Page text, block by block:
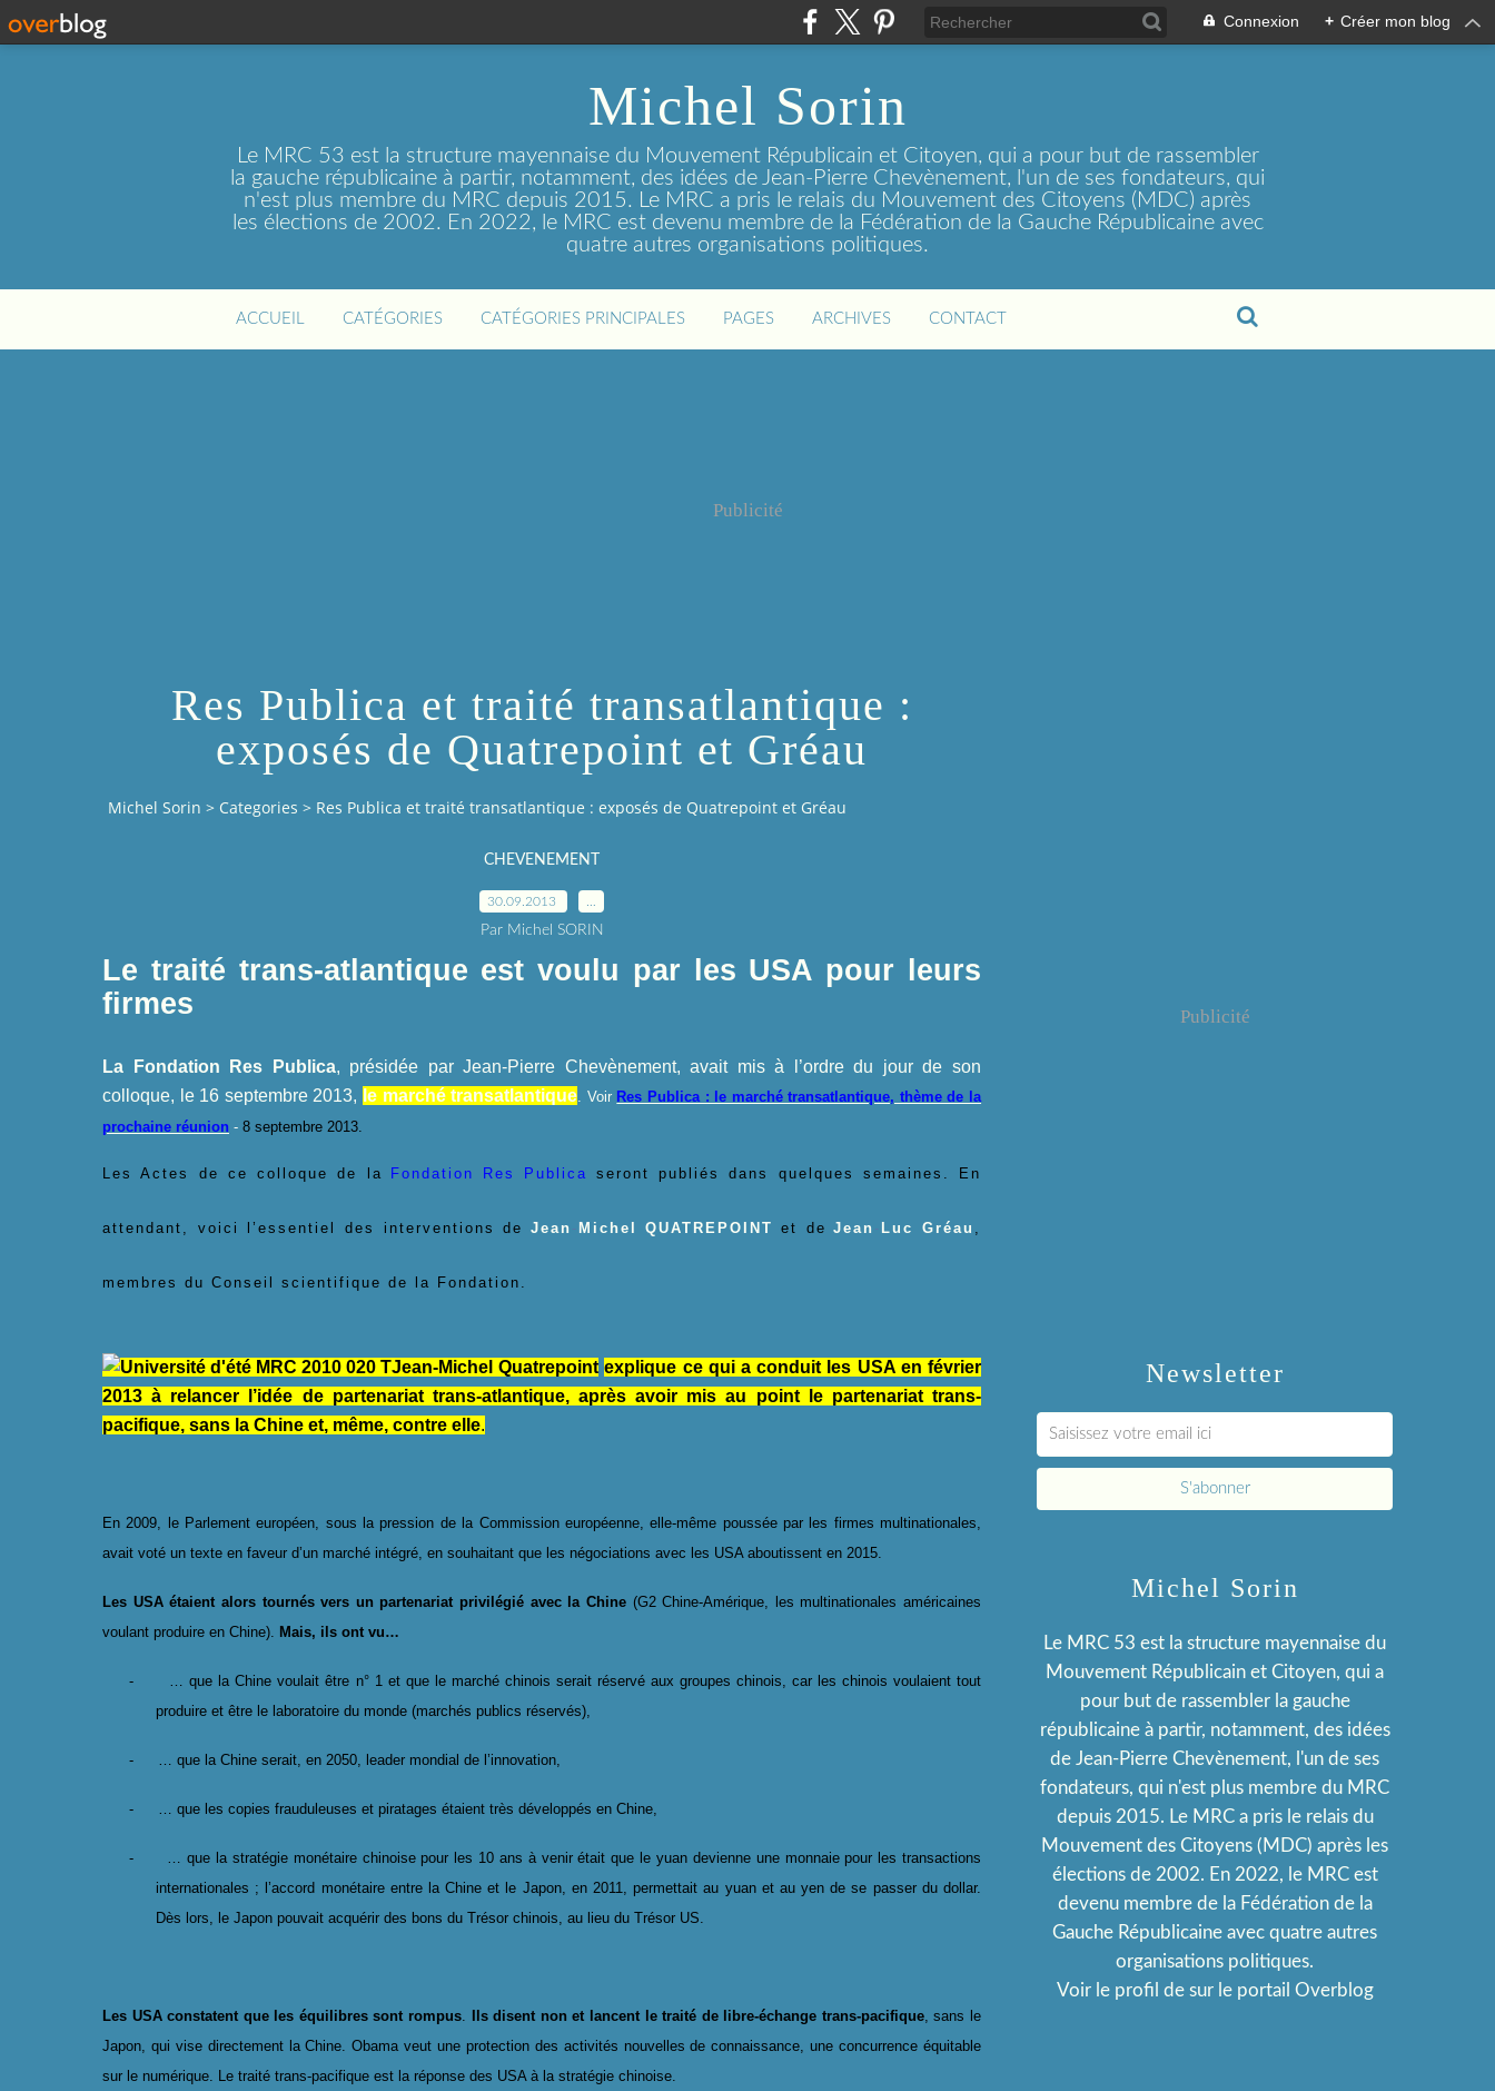
Connexion + Créer mon blog
Michel Sorin
Le MRC 53 est la structure mayennaise du Mouvement Républicain et Citoyen, qui a pour but de rassembler
la gauche républicaine à partir, notamment, des idées de Jean-Pierre Chevènement, l'un de ses fondateurs, qui
n'est plus membre du MRC depuis 2015. Le MRC a pris le relais du Mouvement des Citoyens (MDC) après
les élections de 2002. En 2022, le MRC est devenu membre de la Fédération de la Gauche Républicaine avec
quatre autres organisations politiques.
ACCUEIL CATÉGORIES CATÉGORIES PRINCIPALES PAGES ARCHIVES CONTACT
Publicité
Res Publica et traité transatlantique :
exposés de Quatrepoint et Gréau
Michel Sorin > Categories > Res Publica et traité transatlantique : exposés de Quatrepoint et Gréau
CHEVENEMENT
30.09.2013
Par Michel SORIN
Le traité trans-atlantique est voulu par les USA pour leurs
firmes
La Fondation Res Publica, présidée par Jean-Pierre Chevènement, avait mis à l’ordre du jour de son
colloque, le 16 septembre 2013, le marché transatlantique . Voir Res Publica : le marché transatlantique, thème de la
prochaine réunion - 8 septembre 2013.
Les Actes de ce colloque de la Fondation Res Publica seront publiés dans quelques semaines. En
attendant, voici l’essentiel des interventions de Jean - Michel QUATREPOINT et de Jean - Luc Gréau
membres du Conseil scientifique de la Fondation.
Jean-Michel Quatrepoint explique ce qui a conduit les USA en février
2013 à relancer l’idée de partenariat trans-atlantique, après avoir mis au point le partenariat trans-
pacifique, sans la Chine et, même, contre elle.
En 2009, le Parlement européen, sous la pression de la Commission européenne, elle-même poussée par les firmes multinationales,
avait voté un texte en faveur d’un marché intégré, en souhaitant que les négociations avec les USA aboutissent en 2015.
Les USA étaient alors tournés vers un partenariat privilégié avec la Chine (G2 Chine-Amérique, les multinationales américaines
voulant produire en Chine).
Mais, ils ont vu…
-
… que la Chine voulait être n° 1 et que le marché chinois serait réservé aux groupes chinois, car les chinois voulaient tout
produire et être le laboratoire du monde (marchés publics réservés),
- … que la Chine serait, en 2050, leader mondial de l’innovation,
- … que les copies frauduleuses et piratages étaient très développés en Chine,
-
… que la stratégie monétaire chinoise pour les 10 ans à venir était que le yuan devienne une monnaie pour les transactions
internationales ; l’accord monétaire entre la Chine et le Japon, en 2011, permettait au yuan et au yen de se passer du dollar.
Dès lors, le Japon pouvait acquérir des bons du Trésor chinois, au lieu du Trésor US.
Les USA constatent que les équilibres sont rompus Ils disent non et lancent le traité de libre-échange trans-pacifique, sans le
Japon, qui vise directement la Chine. Obama veut une protection des activités nouvelles de connaissance, une concurrence équitable
sur le numérique. Le traité trans-pacifique est la réponse des USA à la stratégie chinoise.
Newsletter
Publicité
Michel Sorin
Le MRC 53 est la structure mayennaise du
Mouvement Républicain et Citoyen, qui a
pour but de rassembler la gauche
républicaine à partir, notamment, des idées
de Jean-Pierre Chevènement, l'un de ses
fondateurs, qui n'est plus membre du MRC
depuis 2015. Le MRC a pris le relais du
Mouvement des Citoyens (MDC) après les
élections de 2002. En 2022, le MRC est
devenu membre de la Fédération de la
Gauche Républicaine avec quatre autres
organisations politiques.
Voir le profil de sur le portail Overblog